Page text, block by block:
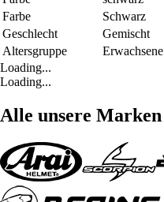
Farbe
Schwarz
Geschlecht
Gemischt
Altersgruppe
Erwachsene
Loading...
Loading...
Alle unsere Marken